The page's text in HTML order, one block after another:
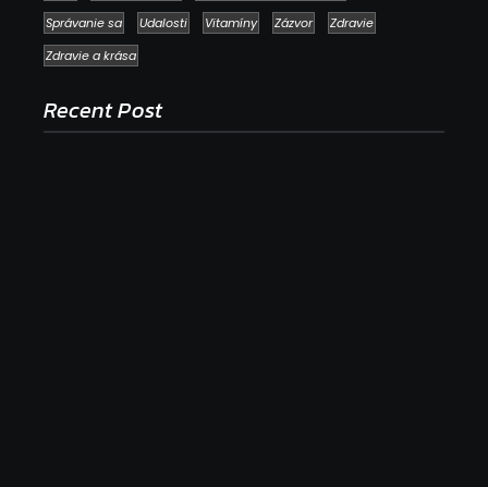
Správanie sa
Udalosti Vitamíny Zázvor
Zdravie
Zdravie a krása
Recent Post